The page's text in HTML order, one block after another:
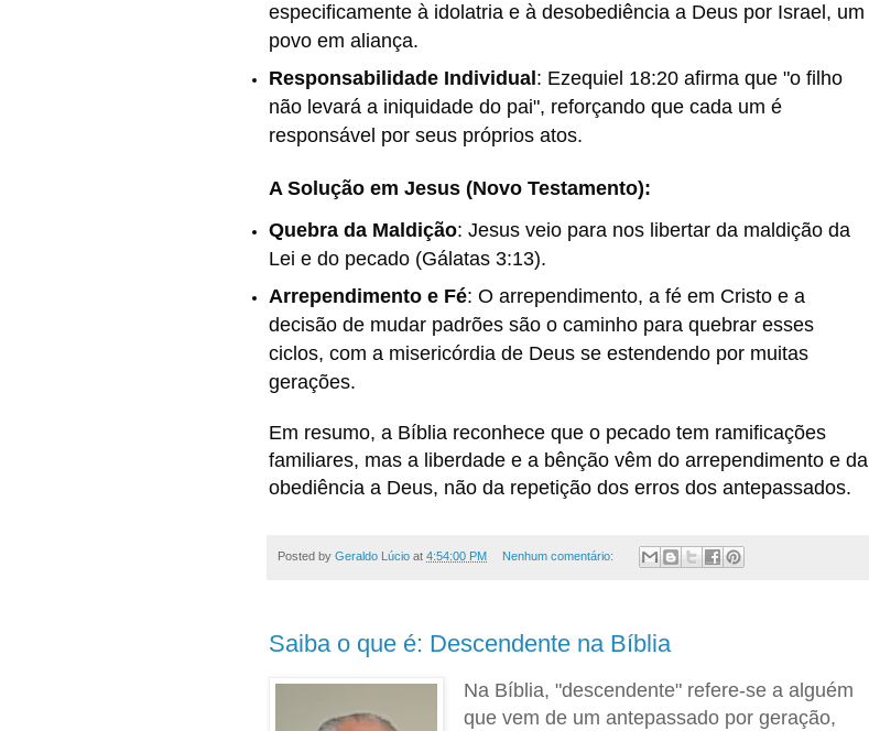
especificamente à idolatria e à desobediência a Deus por Israel, um
povo em aliança.
Responsabilidade Individual : Ezequiel 18:20 afirma que "o filho
não levará a iniquidade do pai", reforçando que cada um é
responsável por seus próprios atos.
A Solução em Jesus (Novo Testamento):
Quebra da Maldição: Jesus veio para nos libertar da maldição da
Lei e do pecado (Gálatas 3:13).
Arrependimento e Fé: O arrependimento, a fé em Cristo e a
decisão de mudar padrões são o caminho para quebrar esses
ciclos, com a misericórdia de Deus se estendendo por muitas
gerações.
Em resumo, a Bíblia reconhece que o pecado tem ramificações
familiares, mas a liberdade e a bênção vêm do arrependimento e da
obediência a Deus, não da repetição dos erros dos antepassados.
Posted by Geraldo Lúcio at 4:54:00 PM Nenhum comentário:
Saiba o que é: Descendente na Bíblia
Na Bíblia, "descendente" refere-se a alguém
que vem de um antepassado por geração,